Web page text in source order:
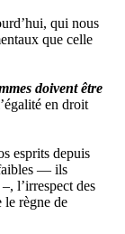
qui nous
que celle
doivent être
en droit
esprits depuis
faibles — ils
l’irrespect des
le règne de